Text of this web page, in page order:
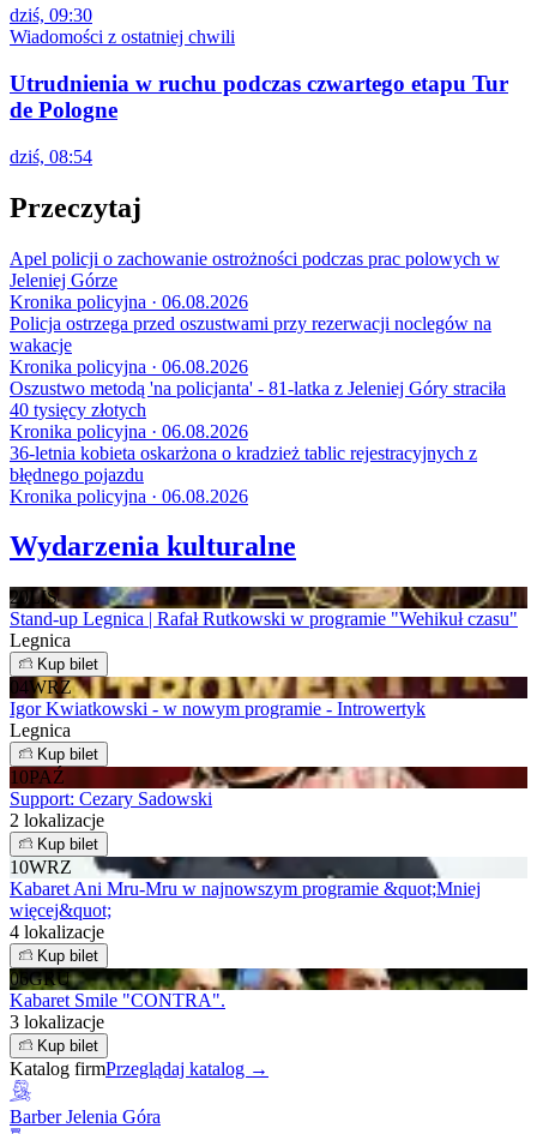
dziś, 09:30
Wiadomości z ostatniej chwili
Utrudnienia w ruchu podczas czwartego etapu Tur
de Pologne
dziś, 08:54
Przeczytaj
Apel policji o zachowanie ostrożności podczas prac polowych w
Jeleniej Górze
Kronika policyjna · 06.08.2026
Policja ostrzega przed oszustwami przy rezerwacji noclegów na
wakacje
Kronika policyjna · 06.08.2026
Oszustwo metodą 'na policjanta' - 81-latka z Jeleniej Góry straciła
40 tysięcy złotych
Kronika policyjna · 06.08.2026
36-letnia kobieta oskarżona o kradzież tablic rejestracyjnych z
błędnego pojazdu
Kronika policyjna · 06.08.2026
Wydarzenia kulturalne
20 LIS
Stand-up Legnica | Rafał Rutkowski w programie "Wehikuł czasu"
Legnica
Kup bilet
04WRZ
Igor Kwiatkowski - w nowym programie - Introwertyk
Legnica
Kup bilet
10PAŹ
Support: Cezary Sadowski
2 lokalizacje
Kup bilet
10WRZ
Kabaret Ani Mru-Mru w najnowszym programie &quot;Mniej
więcej&quot;
4 lokalizacje
Kup bilet
06GRU
Kabaret Smile "CONTRA".
3 lokalizacje
Kup bilet
Katalog firmPrzeglądaj katalog →
Barber Jelenia Góra